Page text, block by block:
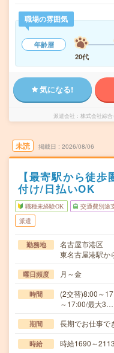
職場の雰囲気
年齢層
20代
気になる!
派遣会社 株式会社綜
未読 掲載日 2026/08/06
【最寄駅から徒
付け/日払いOK
職種未経験OK 交通費別途
派遣
勤務地
名古屋市港区
東名古屋港駅か
曜日頻度 月～金
時間
(2交替)8:00～
～17:00/最大3…
期間 長期でお仕事で
時給 時給1690～